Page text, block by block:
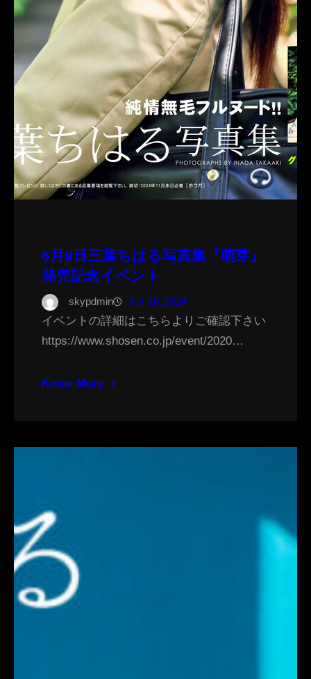
6月9日三葉ちはる写真集『萌芽』
発売記念イベント
skypdmin 5月 10, 2024
イベントの詳細はこちらよりご確認下さい
https://www.shosen.co.jp/event/2020…
Know More